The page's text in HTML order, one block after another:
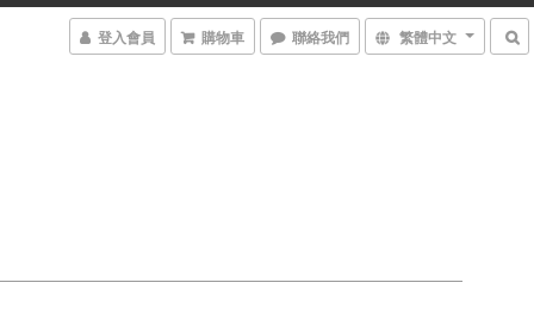
登入會員 購物車 聯絡我們 繁體中文